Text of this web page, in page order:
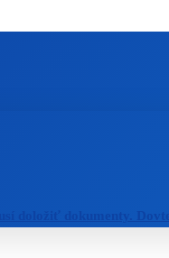
doložiť dokumenty.